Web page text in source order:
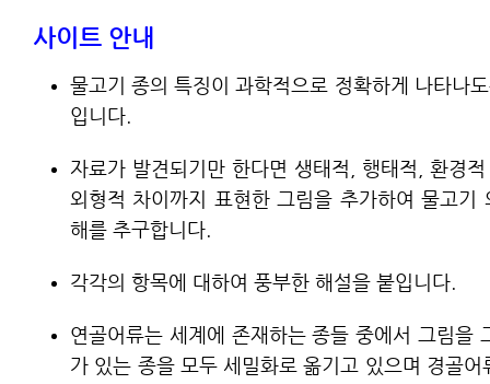
사이트 안내
물고기 종의 특징이 과학적으로 정확하게 나타나
입니다.
자료가 발견되기만 한다면 생태적, 행태적, 환경
외형적 차이까지 표현한 그림을 추가하여 물고기
해를 추구합니다.
각각의 항목에 대하여 풍부한 해설을 붙입니다.
연골어류는 세계에 존재하는 종들 중에서 그림을
가 있는 종을 모두 세밀화로 옮기고 있으며 경골